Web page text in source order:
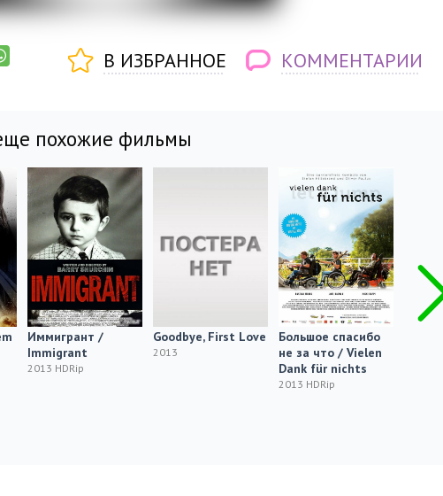
В ИЗБРАННОЕ КОММЕНТАРИИ
похожие фильмы
Иммигрант /
Immigrant
2013 HDRip
Goodbye, First Love
2013
Большое спасибо
не за что / Vielen
Dank für nichts
2013 HDRip